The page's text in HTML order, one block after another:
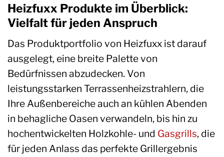
Heizfuxx Produkte im Überblick:
Vielfalt für jeden Anspruch
Das Produktportfolio von Heizfuxx ist darauf
ausgelegt, eine breite Palette von
Bedürfnissen abzudecken. Von
leistungsstarken Terrassenheizstrahlern, die
Ihre Außenbereiche auch an kühlen Abenden
in behagliche Oasen verwandeln, bis hin zu
hochentwickelten Holzkohle- und Gasgrills, die
für jeden Anlass das perfekte Grillergebnis